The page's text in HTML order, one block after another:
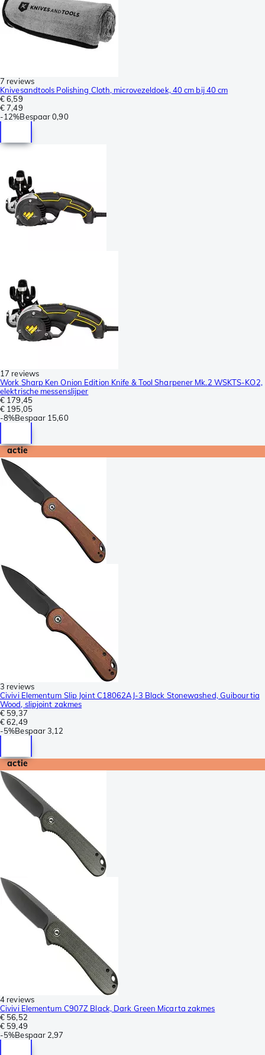
7 reviews
Knivesandtools Polishing Cloth, microvezeldoek, 40 cm bij 40 cm
€ 6,59
€ 7,49
-12%Bespaar 0,90
17 reviews
Work Sharp Ken Onion Edition Knife & Tool Sharpener Mk.2 WSKTS-KO2,
elektrische messenslijper
€ 179,45
€ 195,05
-8%Bespaar 15,60
actie
3 reviews
Civivi Elementum Slip Joint C18062AJ-3 Black Stonewashed, Guibourtia
Wood, slipjoint zakmes
€ 59,37
€ 62,49
-5%Bespaar3,12
actie
4 reviews
Civivi Elementum C907Z Black, Dark Green Micarta zakmes
€ 56,52
€ 59,49
-5%Bespaar 2,97